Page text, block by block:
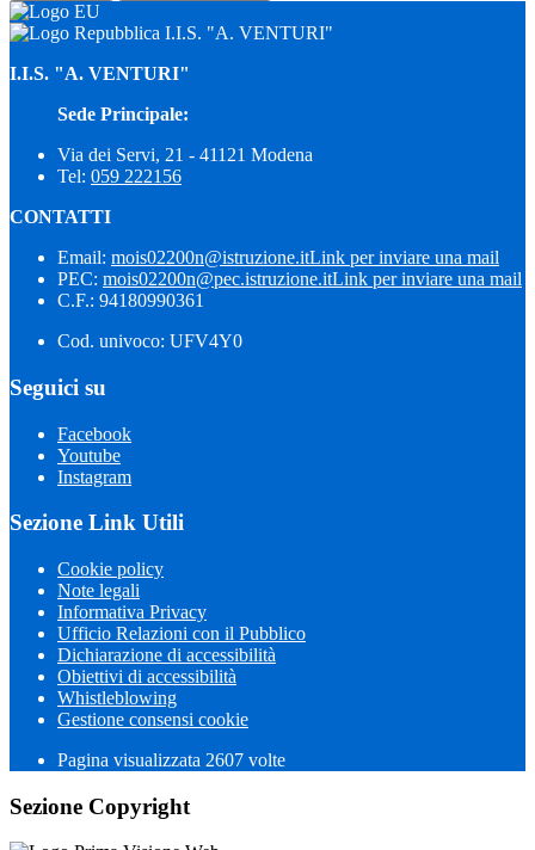
I.I.S. "A. VENTURI"
I.I.S. "A. VENTURI"
Sede Principale:
Via dei Servi, 21 - 41121 Modena
Tel: 059 222156
CONTATTI
Email: mois02200n@istruzione.itLink per inviare una mail
PEC: mois02200n@pec.istruzione.itLink per inviare una mail
C.F.: 94180990361
Cod. univoco: UFV4Y0
Seguici su
Facebook
Youtube
Instagram
Sezione Link Utili
Cookie policy
Note legali
Informativa Privacy
Ufficio Relazioni con il Pubblico
Dichiarazione di accessibilità
Obiettivi di accessibilità
Whistleblowing
Gestione consensi cookie
Pagina visualizzata 2607 volte
Sezione Copyright